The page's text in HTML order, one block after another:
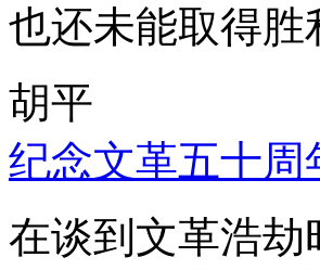
也还未能取得胜
胡平
纪念文革五十周
在谈到文革浩